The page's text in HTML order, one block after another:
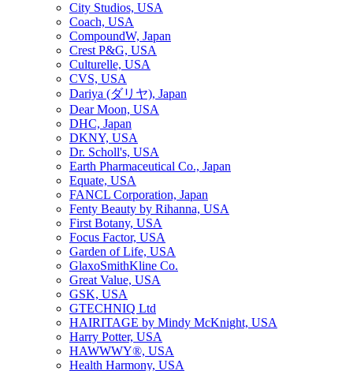
City Studios, USA
Coach, USA
CompoundW, Japan
Crest P&G, USA
Culturelle, USA
CVS, USA
Dariya (ダリヤ), Japan
Dear Moon, USA
DHC, Japan
DKNY, USA
Dr. Scholl's, USA
Earth Pharmaceutical Co., Japan
Equate, USA
FANCL Corporation, Japan
Fenty Beauty by Rihanna, USA
First Botany, USA
Focus Factor, USA
Garden of Life, USA
GlaxoSmithKline Co.
Great Value, USA
GSK, USA
GTECHNIQ Ltd
HAIRITAGE by Mindy McKnight, USA
Harry Potter, USA
HAWWWY®, USA
Health Harmony, USA